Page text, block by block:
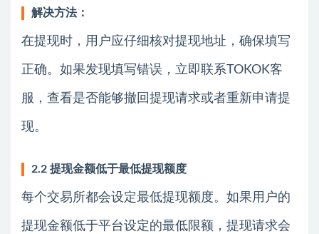
解决方法：
在提现时，用户应仔细核对提现地址，确保填写
正确。如果发现填写错误，立即联系TOKOK客
服，查看是否能够撤回提现请求或者重新申请提
现。
2.2 提现金额低于最低提现额度
每个交易所都会设定最低提现额度。如果用户的
提现金额低于平台设定的最低限额，提现请求会